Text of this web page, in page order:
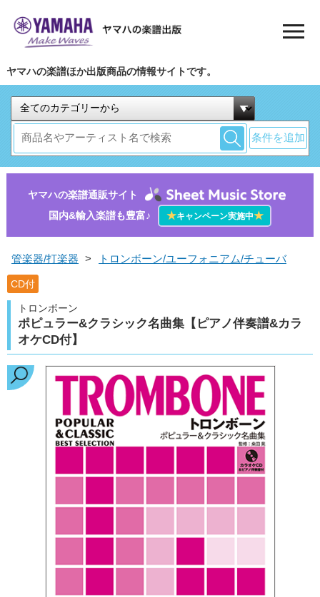
ヤマハの楽譜ほか出版商品の情報サイトです。
条件を追加
ヤマハの楽譜通販サイト
国内&輸入楽譜も豊富♪
★キャンペーン実施中★
管楽器/打楽器 > トロンボーン/ユーフォニアム/チューバ
CD付
トロンボーン
ポピュラー&クラシック名曲集【ピアノ伴奏譜&カラ
オケCD付】